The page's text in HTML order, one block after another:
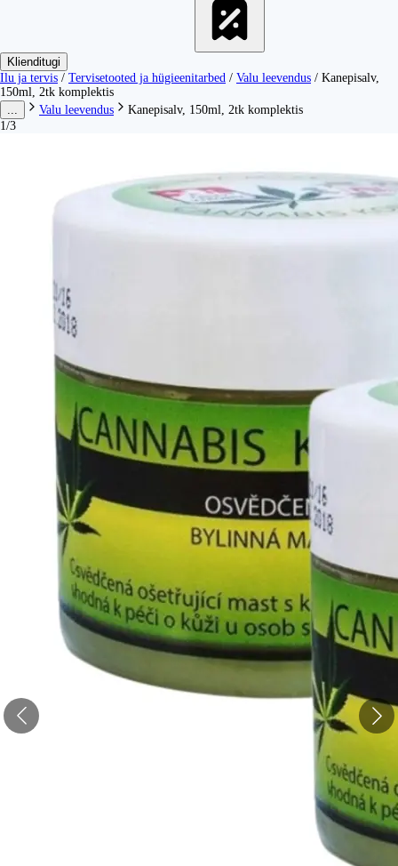
Klienditugi
Ilu ja tervis / Tervisetooted ja hügieenitarbed / Valu leevendus / Kanepisalv,
150ml, 2tk komplektis
Valu leevendus
Kanepisalv, 150ml, 2tk komplektis
1/3